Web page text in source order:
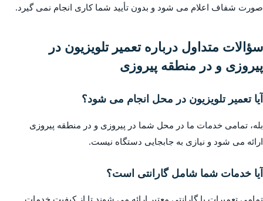
صورت شفاف اعلام می شود و بدون تأیید شما کاری انجام نمی گیرد.
سؤالات متداول درباره تعمیر تلویزیون در
پیروزی و در منطقه پیروزی
آیا تعمیر تلویزیون در محل انجام می شود؟
بله، تمامی خدمات ما در محل شما در پیروزی و در منطقه پیروزی
ارائه می شود و نیازی به جابجایی دستگاه نیست.
آیا خدمات شما شامل گارانتی است؟